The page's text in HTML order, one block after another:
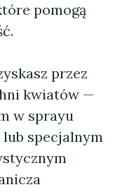
pomogą
przez
kwiatów —
w sprayu
specjalnym